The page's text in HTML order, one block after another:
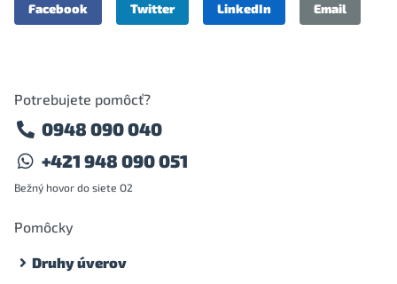
Facebook Twitter LinkedIn Email
Potrebujete pomôcť?
0948 090 040
+421 948 090 051
Bežný hovor do siete O2
Pomôcky
Druhy úverov